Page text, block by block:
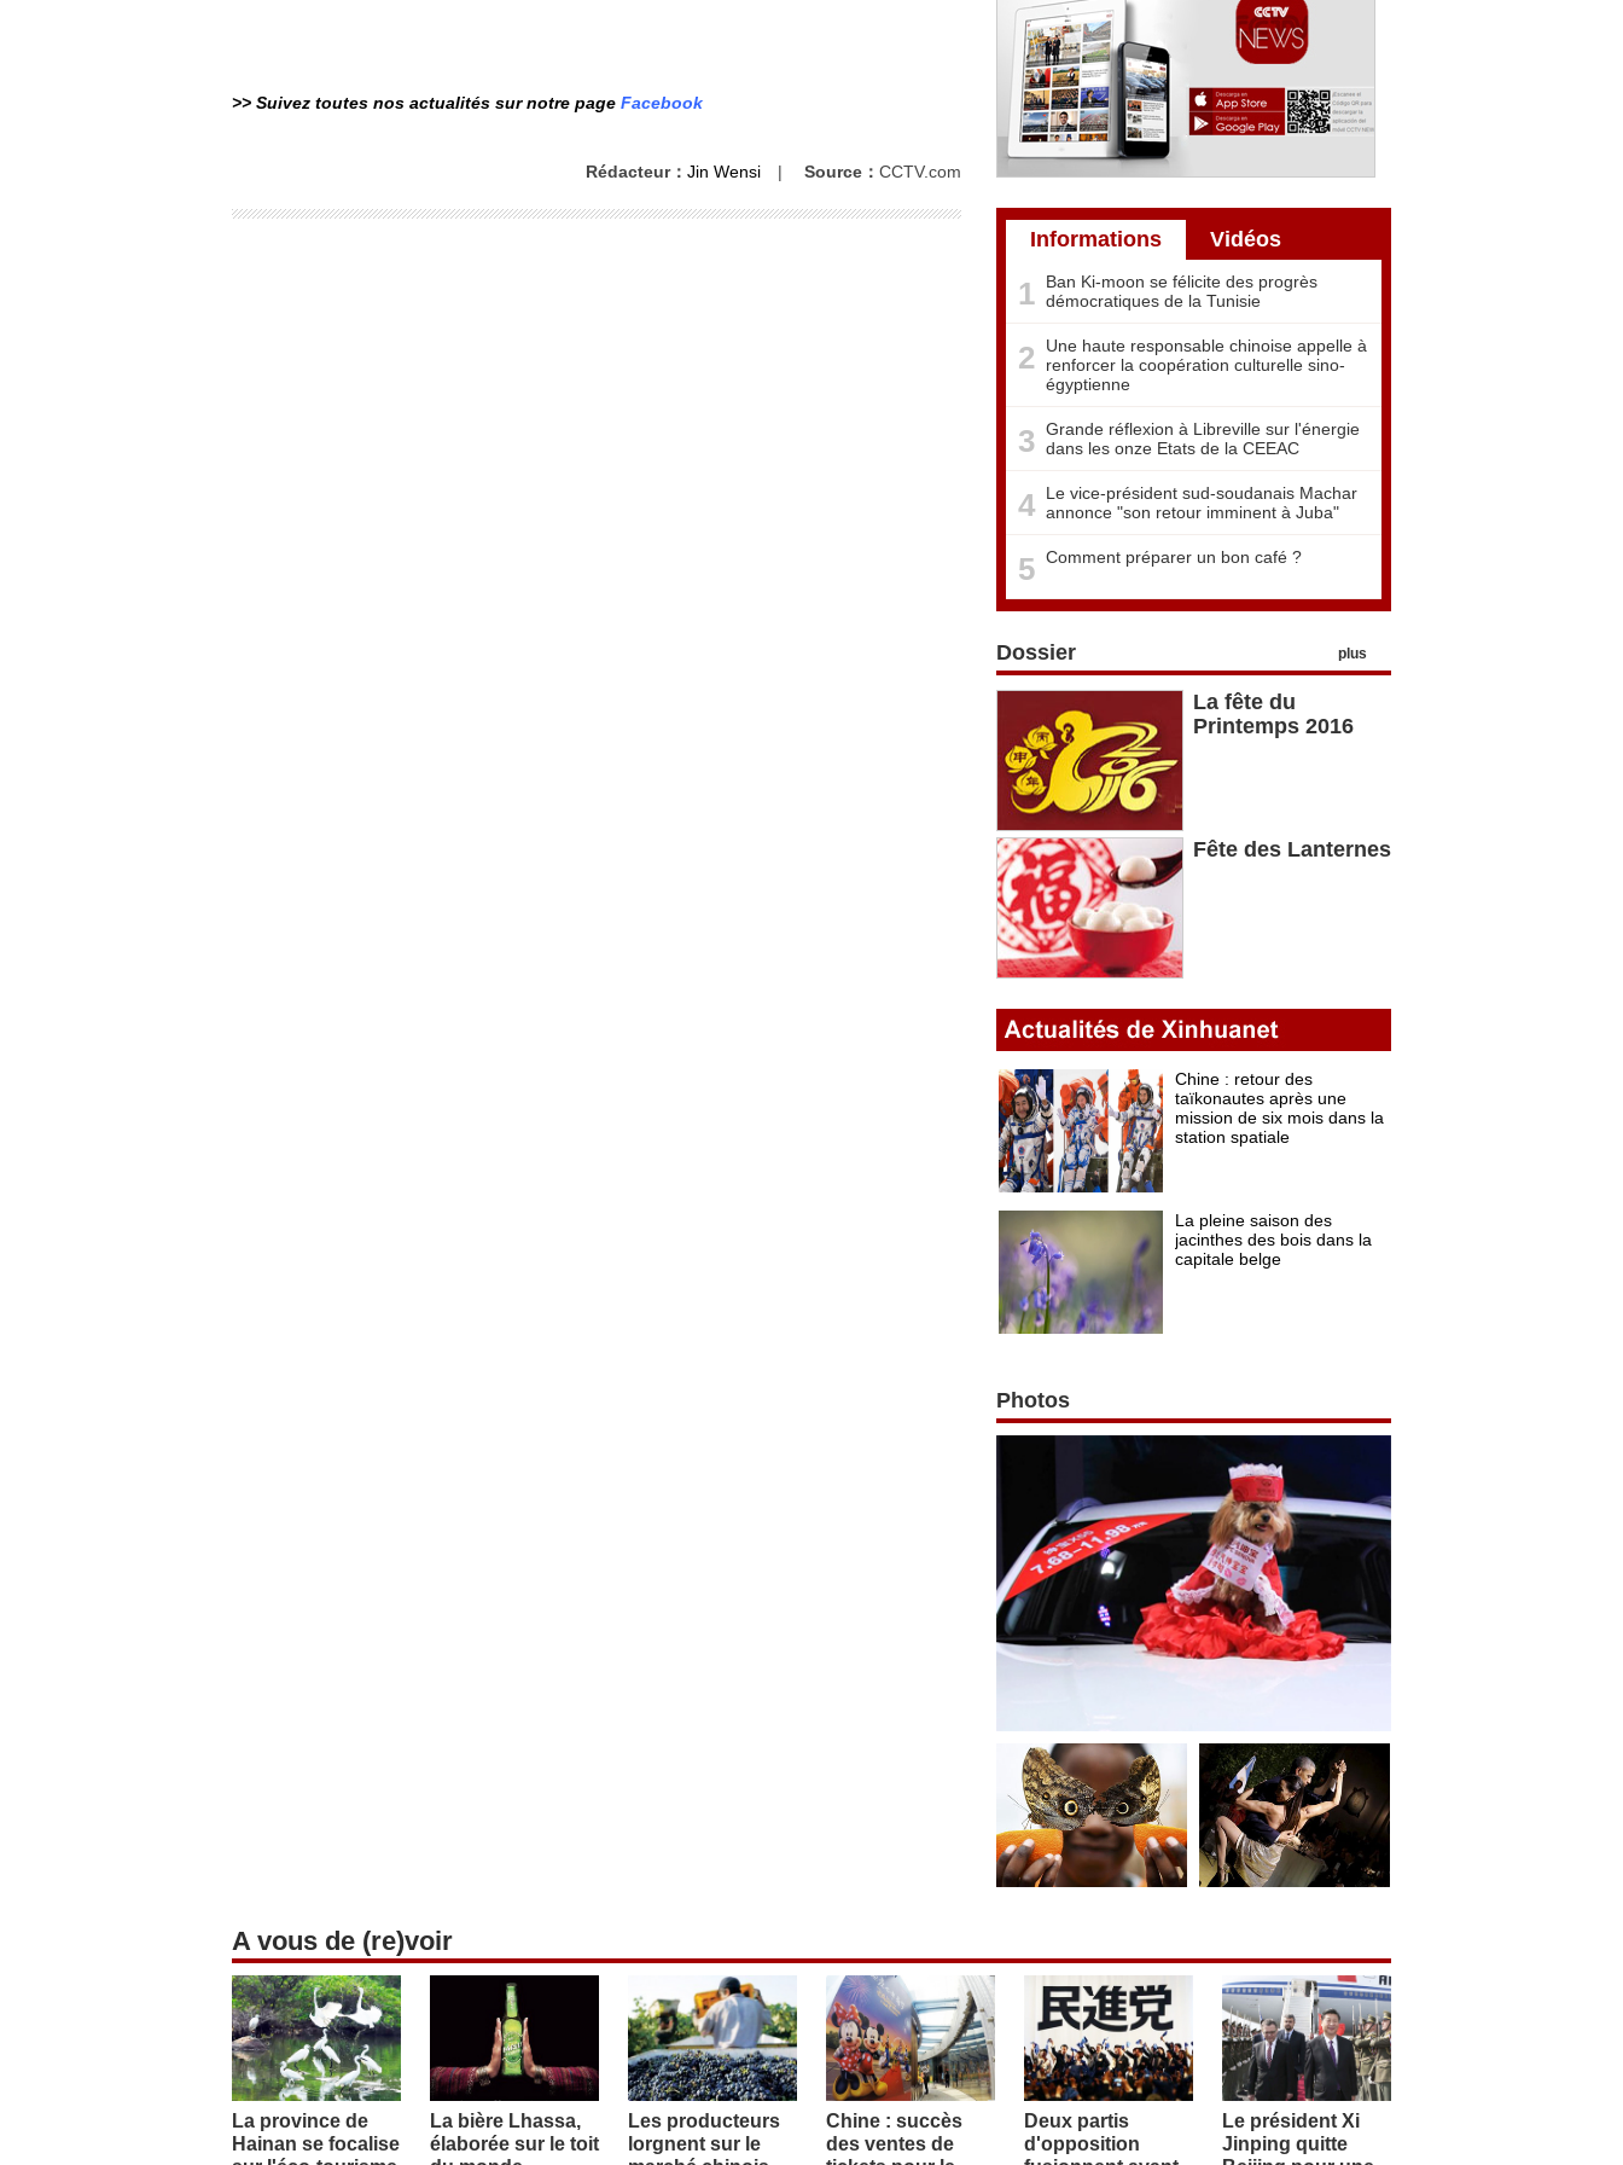
>> Suivez toutes nos actualités sur notre page Facebook
Rédacteur： Jin Wensi | Source： CCTV.com
Informations Vidéos
1
Ban Ki-moon se félicite des progrès
démocratiques de la Tunisie
2
Une haute responsable chinoise appelle à
renforcer la coopération culturelle sino-
égyptienne
3 Grande réflexion à Libreville sur l'énergie
dans les onze Etats de la CEEAC
4
Le vice-président sud-soudanais Machar
annonce "son retour imminent à Juba"
5 Comment préparer un bon café ?
Dossier plus
La fête du
Printemps 2016
Fête des Lanternes
Photos
A vous de (re)voir
La province de
Hainan se focalise
La bière Lhassa,
élaborée sur le toit
Les producteurs
lorgnent sur le
Chine : succès
des ventes de
Deux partis
d'opposition
Le président Xi
Jinping quitte